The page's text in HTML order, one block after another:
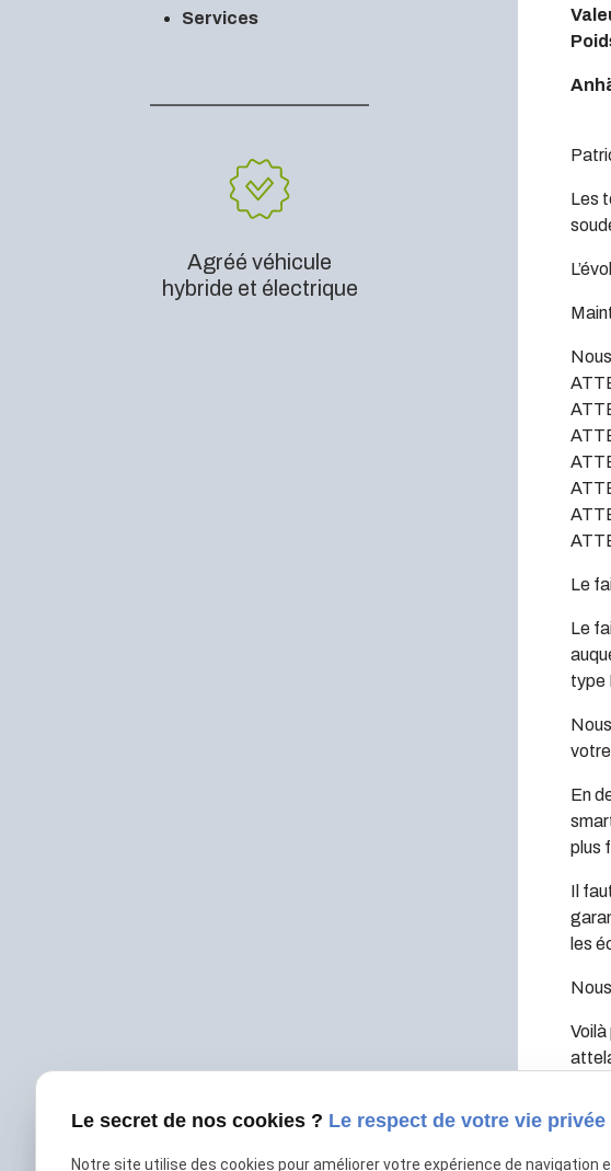
Services
Agréé véhicule
hybride et électrique
Les
Le
Le
type
En
plus
Il
les
Les
Le secret de nos cookies ? Le respect de votre vie privée
Notre site utilise des cookies pour améliorer votre expérience de navigation